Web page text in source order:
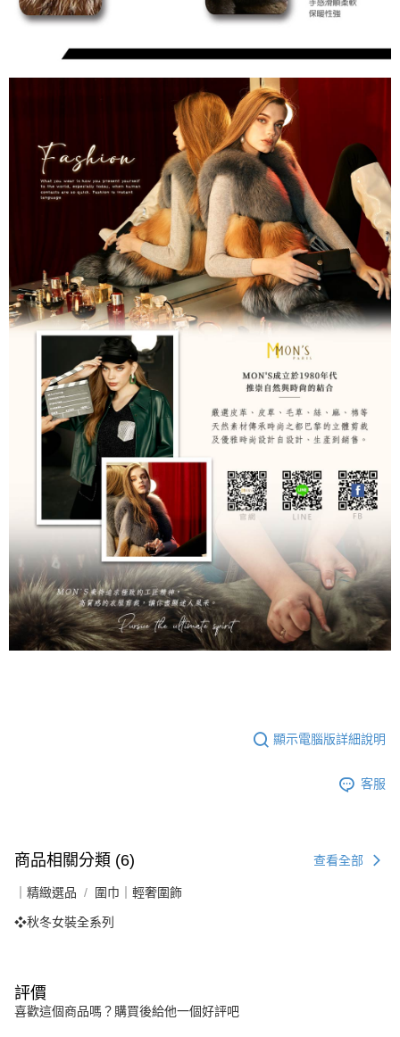
顯示電腦版詳細說明
客服
商品相關分類 (6) 查看全部
｜精緻選品 圍巾｜輕奢圍飾
❖秋冬女裝全系列
評價
喜歡這個商品嗎？購買後給他一個好評吧